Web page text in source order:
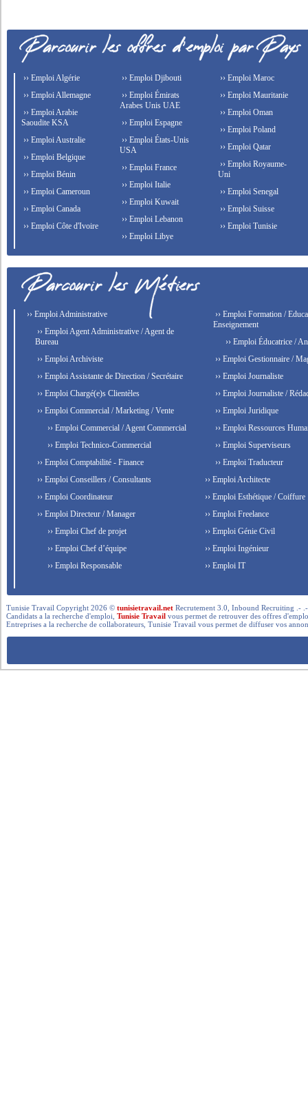
›› Emploi Algérie
›› Emploi Allemagne
›› Emploi Arabie
Saoudite KSA
›› Emploi Australie
›› Emploi Belgique
›› Emploi Bénin
›› Emploi Cameroun
›› Emploi Canada
›› Emploi Côte d'Ivoire
›› Emploi Djibouti
›› Emploi Émirats
Arabes Unis UAE
›› Emploi Espagne
›› Emploi États-Unis
USA
›› Emploi France
›› Emploi Italie
›› Emploi Kuwait
›› Emploi Lebanon
›› Emploi Libye
›› Emploi Maroc
›› Emploi Mauritanie
›› Emploi Oman
›› Emploi Poland
›› Emploi Qatar
›› Emploi Royaume-
Uni
›› Emploi Senegal
›› Emploi Suisse
›› Emploi Tunisie
›› Emploi Administrative
›› Emploi Agent Administrative / Agent de
Bureau
›› Emploi Archiviste
›› Emploi Assistante de Direction / Secrétaire
›› Emploi Chargé(e)s Clientèles
›› Emploi Commercial / Marketing / Vente
›› Emploi Commercial / Agent Commercial
›› Emploi Technico-Commercial
›› Emploi Comptabilité - Finance
›› Emploi Conseillers / Consultants
›› Emploi Coordinateur
›› Emploi Directeur / Manager
›› Emploi Chef de projet
›› Emploi Chef d’équipe
›› Emploi Responsable
›› Emploi Formation /
Enseignement
›› Emploi Éducatrice /
›› Emploi Gestionnaire /
›› Emploi Journaliste
›› Emploi Journaliste /
›› Emploi Juridique
›› Emploi Ressources
›› Emploi Superviseurs
›› Emploi Traducteur
›› Emploi Architecte
›› Emploi Esthétique / Coiffure
›› Emploi Freelance
›› Emploi Génie Civil
›› Emploi Ingénieur
›› Emploi IT
Tunisie Travail Copyright 2026 ©tunisietravail.net Recrutement 3.0, Inbound Recruiting .-
Candidats a la recherche d'emploi,Tunisie Travail vous permet de retrouver des offres
Entreprises a la recherche de collaborateurs, Tunisie Travail vous permet de diffuser vos